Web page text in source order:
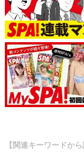
【関連キーワードから